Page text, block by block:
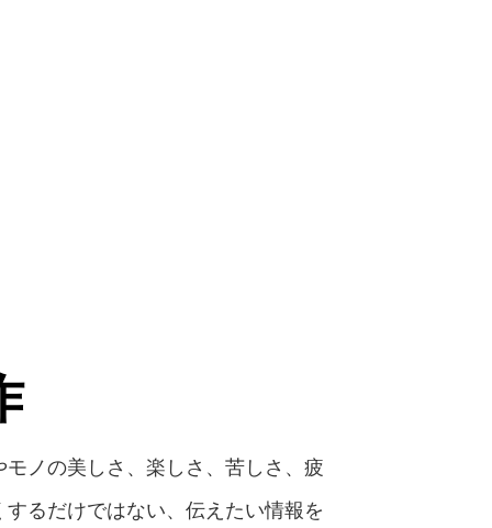
ノの美しさ、楽しさ、苦しさ、疲
るだけではない、伝えたい情報を